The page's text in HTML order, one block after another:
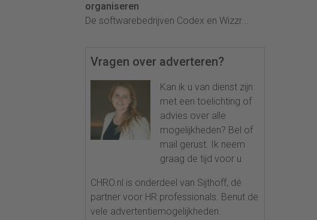
organiseren
De softwarebedrijven Codex en Wizzr...
Vragen over adverteren?
Kan ik u van dienst zijn
met een toelichting of
advies over alle
mogelijkheden? Bel of
mail gerust. Ik neem
graag de tijd voor u.
CHRO.nl is onderdeel van Sijthoff, dé
partner voor HR professionals. Benut de
vele advertentiemogelijkheden.